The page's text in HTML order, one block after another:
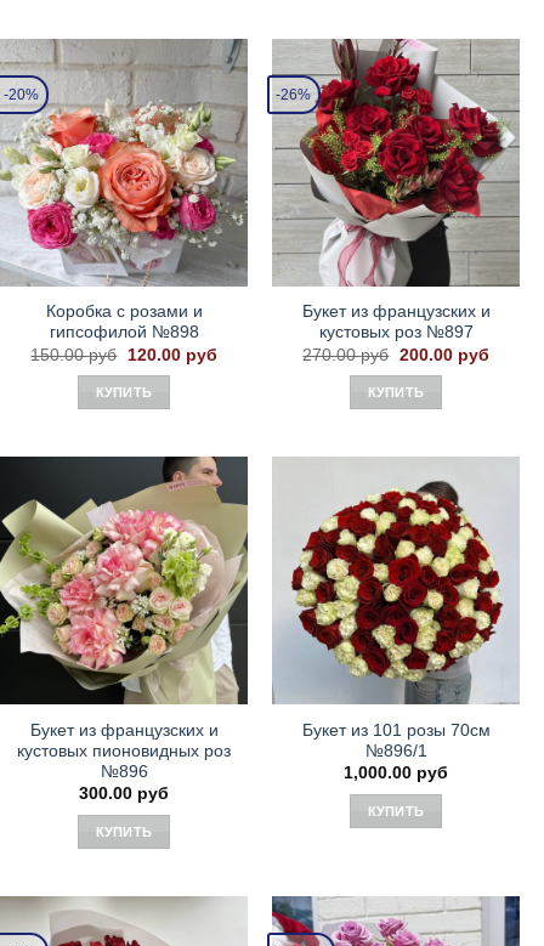
-20%
Коробка с розами и
гипсофилой №898
150.00руб
Первоначальная
составляла
150.00 руб.
120.00 рубТекущая
КУПИТЬ
-26%
Букет из французских и
кустовых роз №897
270.00руб Первоначальная
составляла
270.00 руб.
200.00 руб
КУПИТЬ
Букет из французских и
кустовых пионовидных роз
№896
300.00 руб
КУПИТЬ
Букет из 101 розы 70см
№896/1
1,000.00 руб
КУПИТЬ